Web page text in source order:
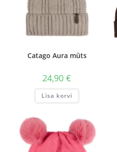
Catago Aura müts
24,90€
Lisa korvi